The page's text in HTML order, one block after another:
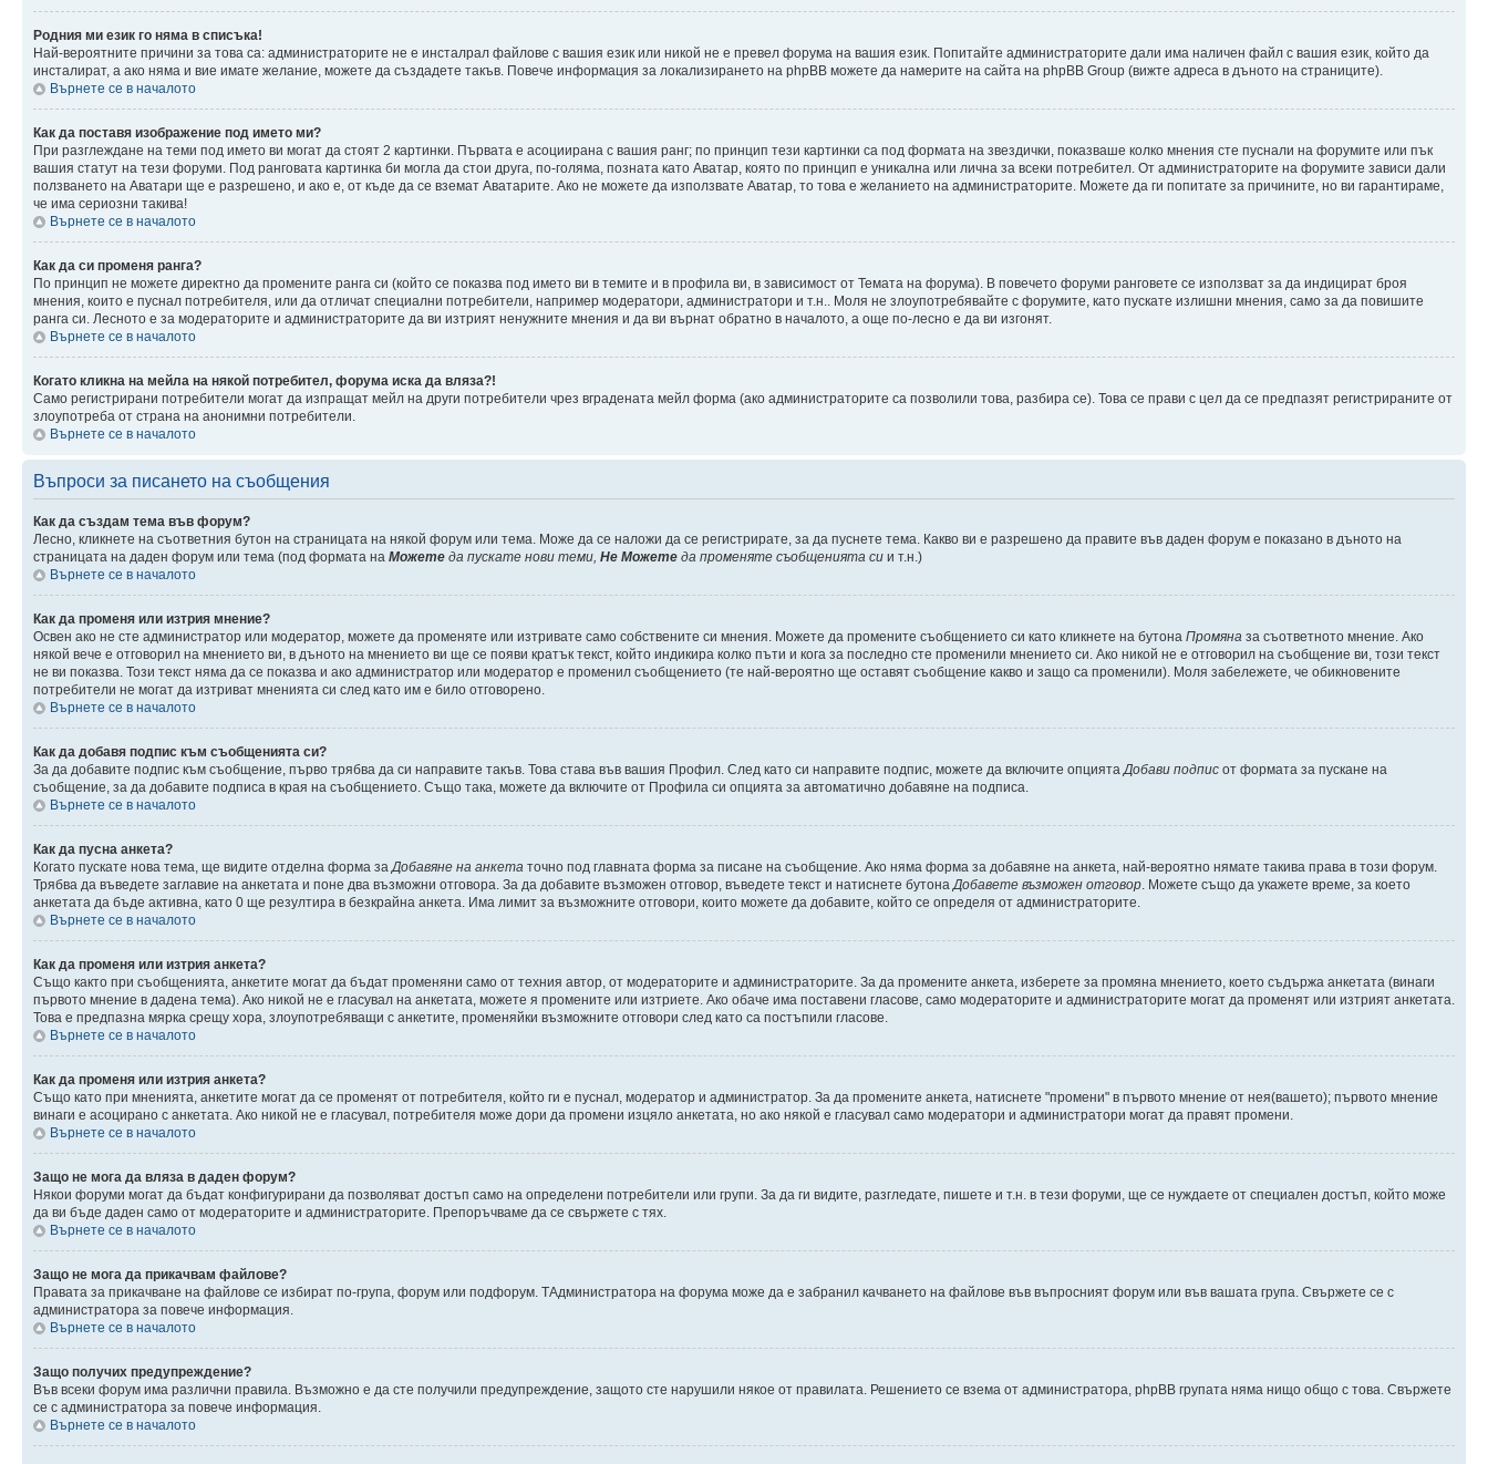
Родния ми език го няма в списъка!
Най-вероятните причини за това са: администраторите не е инсталрал файлове с вашия език или никой не е превел форума на вашия език. Попитайте администраторите дали има наличен файл с вашия език, който да
инсталират, а ако няма и вие имате желание, можете да създадете такъв. Повече информация за локализирането на phpBB можете да намерите на сайта на phpBB Group (вижте адреса в дъното на страниците).
Върнете се в началото
Как да поставя изображение под името ми?
При разглеждане на теми под името ви могат да стоят 2 картинки. Първата е асоциирана с вашия ранг; по принцип тези картинки са под формата на звездички, показваше колко мнения сте пуснали на форумите или пък
вашия статут на тези форуми. Под ранговата картинка би могла да стои друга, по-голяма, позната като Аватар, която по принцип е уникална или лична за всеки потребител. От администраторите на форумите зависи дали
ползването на Аватари ще е разрешено, и ако е, от къде да се вземат Аватарите. Ако не можете да използвате Аватар, то това е желанието на администраторите. Можете да ги попитате за причините, но ви гарантираме,
че има сериозни такива!
Върнете се в началото
Как да си променя ранга?
По принцип не можете директно да промените ранга си (който се показва под името ви в темите и в профила ви, в зависимост от Темата на форума). В повечето форуми ранговете се използват за да индицират броя
мнения, които е пуснал потребителя, или да отличат специални потребители, например модератори, администратори и т.н.. Моля не злоупотребявайте с форумите, като пускате излишни мнения, само за да повишите
ранга си. Лесното е за модераторите и администраторите да ви изтрият ненужните мнения и да ви върнат обратно в началото, а още по-лесно е да ви изгонят.
Върнете се в началото
Когато кликна на мейла на някой потребител, форума иска да вляза?!
Само регистрирани потребители могат да изпращат мейл на други потребители чрез вградената мейл форма (ако администраторите са позволили това, разбира се). Това се прави с цел да се предпазят регистрираните от
злоупотреба от страна на анонимни потребители.
Върнете се в началото
Въпроси за писането на съобщения
Как да създам тема във форум?
Лесно, кликнете на съответния бутон на страницата на някой форум или тема. Може да се наложи да се регистрирате, за да пуснете тема. Какво ви е разрешено да правите във даден форум е показано в дъното на
страницата на даден форум или тема (под формата на Можете да пускате нови теми, Не Можете да променяте съобщенията си и т.н.)
Върнете се в началото
Как да променя или изтрия мнение?
Освен ако не сте администратор или модератор, можете да променяте или изтривате само собствените си мнения. Можете да промените съобщението си като кликнете на бутона Промяна за съответното мнение. Ако
някой вече е отговорил на мнението ви, в дъното на мнението ви ще се появи кратък текст, който индикира колко пъти и кога за последно сте променили мнението си. Ако никой не е отговорил на съобщение ви, този текст
не ви показва. Този текст няма да се показва и ако администратор или модератор е променил съобщението (те най-вероятно ще оставят съобщение какво и защо са променили). Моля забележете, че обикновените
потребители не могат да изтриват мненията си след като им е било отговорено.
Върнете се в началото
Как да добавя подпис към съобщенията си?
За да добавите подпис към съобщение, първо трябва да си направите такъв. Това става във вашия Профил. След като си направите подпис, можете да включите опцията Добави подпис от формата за пускане на
съобщение, за да добавите подписа в края на съобщението. Също така, можете да включите от Профила си опцията за автоматично добавяне на подписа.
Върнете се в началото
Как да пусна анкета?
Когато пускате нова тема, ще видите отделна форма за Добавяне на анкета точно под главната форма за писане на съобщение. Ако няма форма за добавяне на анкета, най-вероятно нямате такива права в този форум.
Трябва да въведете заглавие на анкетата и поне два възможни отговора. За да добавите възможен отговор, въведете текст и натиснете бутона Добавете възможен отговор . Можете също да укажете време, за което
анкетата да бъде активна, като 0 ще резултира в безкрайна анкета. Има лимит за възможните отговори, които можете да добавите, който се определя от администраторите.
Върнете се в началото
Как да променя или изтрия анкета?
Също както при съобщенията, анкетите могат да бъдат променяни само от техния автор, от модераторите и администраторите. За да промените анкета, изберете за промяна мнението, което съдържа анкетата (винаги
първото мнение в дадена тема). Ако никой не е гласувал на анкетата, можете я промените или изтриете. Ако обаче има поставени гласове, само модераторите и администраторите могат да променят или изтрият анкетата.
Това е предпазна мярка срещу хора, злоупотребяващи с анкетите, променяйки възможните отговори след като са постъпили гласове.
Върнете се в началото
Как да променя или изтрия анкета?
Също като при мненията, анкетите могат да се променят от потребителя, който ги е пуснал, модератор и администратор. За да промените анкета, натиснете "промени" в първото мнение от нея(вашето); първото мнение
винаги е асоцирано с анкетата. Ако никой не е гласувал, потребителя може дори да промени изцяло анкетата, но ако някой е гласувал само модератори и администратори могат да правят промени.
Върнете се в началото
Защо не мога да вляза в даден форум?
Някои форуми могат да бъдат конфигурирани да позволяват достъп само на определени потребители или групи. За да ги видите, разгледате, пишете и т.н. в тези форуми, ще се нуждаете от специален достъп, който може
да ви бъде даден само от модераторите и администраторите. Препоръчваме да се свържете с тях.
Върнете се в началото
Защо не мога да прикачвам файлове?
Правата за прикачване на файлове се избират по-група, форум или подфорум. TАдминистратора на форума може да е забранил качването на файлове във въпросният форум или във вашата група. Свържете се с
администратора за повече информация.
Върнете се в началото
Защо получих предупреждение?
Във всеки форум има различни правила. Възможно е да сте получили предупреждение, защото сте нарушили някое от правилата. Решението се взема от администратора, phpBB групата няма нищо общо с това. Свържете
се с администратора за повече информация.
Върнете се в началото